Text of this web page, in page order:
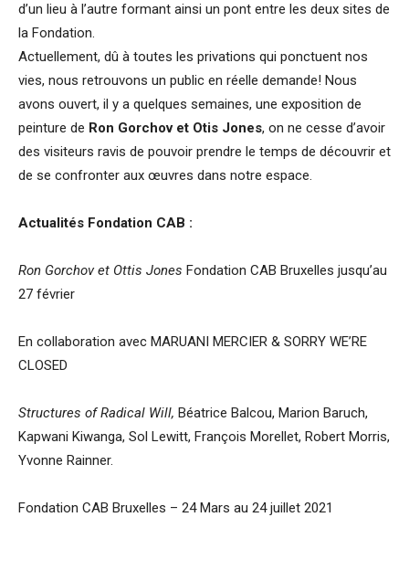
d’un lieu à l’autre formant ainsi un pont entre les deux sites de
la Fondation.
Actuellement, dû à toutes les privations qui ponctuent nos
vies, nous retrouvons un public en réelle demande! Nous
avons ouvert, il y a quelques semaines, une exposition de
peinture de Ron Gorchov et Otis Jones, on ne cesse d’avoir
des visiteurs ravis de pouvoir prendre le temps de découvrir et
de se confronter aux œuvres dans notre espace.
Actualités Fondation CAB :
Ron Gorchov et Ottis Jones Fondation CAB Bruxelles jusqu’au
27 février
En collaboration avec MARUANI MERCIER & SORRY WE’RE
CLOSED
Structures of Radical Will, Béatrice Balcou, Marion Baruch,
Kapwani Kiwanga, Sol Lewitt, François Morellet, Robert Morris,
Yvonne Rainner.
Fondation CAB Bruxelles – 24 Mars au 24 juillet 2021